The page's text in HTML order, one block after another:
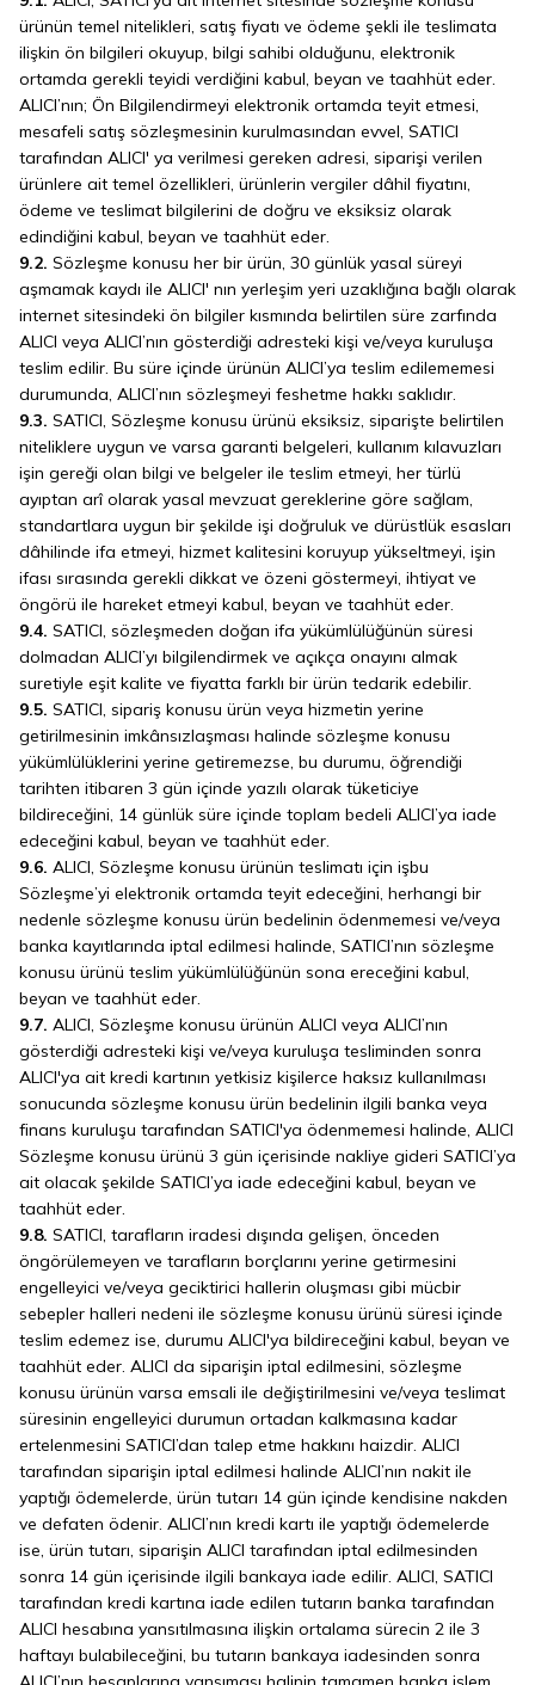
ürünün temel nitelikleri, satış fiyatı ve ödeme şekli ile teslimata
ilişkin ön bilgileri okuyup, bilgi sahibi olduğunu, elektronik
ortamda gerekli teyidi verdiğini kabul, beyan ve taahhüt eder.
ALICI’nın; Ön Bilgilendirmeyi elektronik ortamda teyit etmesi,
mesafeli satış sözleşmesinin kurulmasından evvel, SATICI
tarafından ALICI' ya verilmesi gereken adresi, siparişi verilen
ürünlere ait temel özellikleri, ürünlerin vergiler dâhil fiyatını,
ödeme ve teslimat bilgilerini de doğru ve eksiksiz olarak
edindiğini kabul, beyan ve taahhüt eder.
9.2. Sözleşme konusu her bir ürün, 30 günlük yasal süreyi
aşmamak kaydı ile ALICI' nın yerleşim yeri uzaklığına bağlı olarak
internet sitesindeki ön bilgiler kısmında belirtilen süre zarfında
ALICI veya ALICI’nın gösterdiği adresteki kişi ve/veya kuruluşa
teslim edilir. Bu süre içinde ürünün ALICI’ya teslim edilememesi
durumunda, ALICI’nın sözleşmeyi feshetme hakkı saklıdır.
9.3. SATICI, Sözleşme konusu ürünü eksiksiz, siparişte belirtilen
niteliklere uygun ve varsa garanti belgeleri, kullanım kılavuzları
işin gereği olan bilgi ve belgeler ile teslim etmeyi, her türlü
ayıptan arî olarak yasal mevzuat gereklerine göre sağlam,
standartlara uygun bir şekilde işi doğruluk ve dürüstlük esasları
dâhilinde ifa etmeyi, hizmet kalitesini koruyup yükseltmeyi, işin
ifası sırasında gerekli dikkat ve özeni göstermeyi, ihtiyat ve
öngörü ile hareket etmeyi kabul, beyan ve taahhüt eder.
9.4. SATICI, sözleşmeden doğan ifa yükümlülüğünün süresi
dolmadan ALICI’yı bilgilendirmek ve açıkça onayını almak
suretiyle eşit kalite ve fiyatta farklı bir ürün tedarik edebilir.
9.5. SATICI, sipariş konusu ürün veya hizmetin yerine
getirilmesinin imkânsızlaşması halinde sözleşme konusu
yükümlülüklerini yerine getiremezse, bu durumu, öğrendiği
tarihten itibaren 3 gün içinde yazılı olarak tüketiciye
bildireceğini, 14 günlük süre içinde toplam bedeli ALICI’ya iade
edeceğini kabul, beyan ve taahhüt eder.
9.6. ALICI, Sözleşme konusu ürünün teslimatı için işbu
Sözleşme’yi elektronik ortamda teyit edeceğini, herhangi bir
nedenle sözleşme konusu ürün bedelinin ödenmemesi ve/veya
banka kayıtlarında iptal edilmesi halinde, SATICI’nın sözleşme
konusu ürünü teslim yükümlülüğünün sona ereceğini kabul,
beyan ve taahhüt eder.
9.7. ALICI, Sözleşme konusu ürünün ALICI veya ALICI’nın
gösterdiği adresteki kişi ve/veya kuruluşa tesliminden sonra
ALICI'ya ait kredi kartının yetkisiz kişilerce haksız kullanılması
sonucunda sözleşme konusu ürün bedelinin ilgili banka veya
finans kuruluşu tarafından SATICI'ya ödenmemesi halinde, ALICI
Sözleşme konusu ürünü 3 gün içerisinde nakliye gideri SATICI’ya
ait olacak şekilde SATICI’ya iade edeceğini kabul, beyan ve
taahhüt eder.
9.8. SATICI, tarafların iradesi dışında gelişen, önceden
öngörülemeyen ve tarafların borçlarını yerine getirmesini
engelleyici ve/veya geciktirici hallerin oluşması gibi mücbir
sebepler halleri nedeni ile sözleşme konusu ürünü süresi içinde
teslim edemez ise, durumu ALICI'ya bildireceğini kabul, beyan ve
taahhüt eder. ALICI da siparişin iptal edilmesini, sözleşme
konusu ürünün varsa emsali ile değiştirilmesini ve/veya teslimat
süresinin engelleyici durumun ortadan kalkmasına kadar
ertelenmesini SATICI’dan talep etme hakkını haizdir. ALICI
tarafından siparişin iptal edilmesi halinde ALICI’nın nakit ile
yaptığı ödemelerde, ürün tutarı 14 gün içinde kendisine nakden
ve defaten ödenir. ALICI’nın kredi kartı ile yaptığı ödemelerde
ise, ürün tutarı, siparişin ALICI tarafından iptal edilmesinden
sonra 14 gün içerisinde ilgili bankaya iade edilir. ALICI, SATICI
tarafından kredi kartına iade edilen tutarın banka tarafından
ALICI hesabına yansıtılmasına ilişkin ortalama sürecin 2 ile 3
haftayı bulabileceğini, bu tutarın bankaya iadesinden sonra